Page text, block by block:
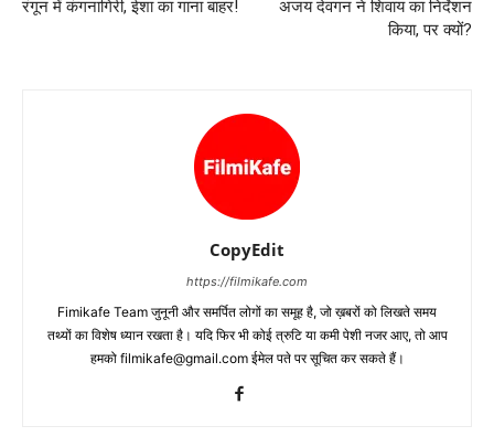
रंगून में कंगनागिरी, ईशा का गाना बाहर!
अजय देवगन ने शिवाय का निर्देशन
किया, पर क्‍यों?
CopyEdit
https://filmikafe.com
Fimikafe Team जुनूनी और समर्पित लोगों का समूह है, जो ख़बरों को लिखते समय
तथ्‍यों का विशेष ध्‍यान रखता है। यदि फिर भी कोई त्रुटि या कमी पेशी नजर आए, तो आप
हमको filmikafe@gmail.com ईमेल पते पर सूचित कर सकते हैं।